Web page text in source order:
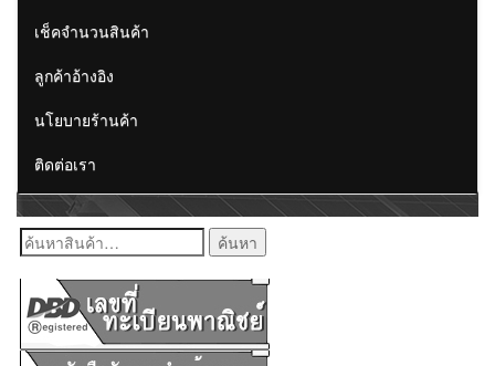
เช็คจำนวนสินค้า
ลูกค้าอ้างอิง
นโยบายร้านค้า
ติดต่อเรา
ค้นหา: